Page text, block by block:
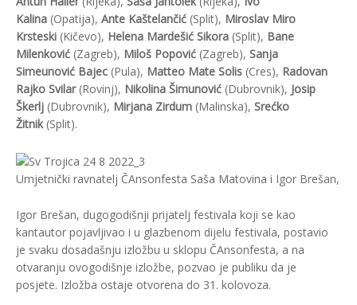
Kalina (Opatija), Ante Kaštelančić (Split), Miroslav Miro
Krsteski (Kičevo), Helena Mardešić Sikora (Split), Bane
Milenković (Zagreb), Miloš Popović (Zagreb), Sanja
Simeunović Bajec (Pula), Matteo Mate Solis (Cres), Radovan
Rajko Svilar(Rovinj), Nikolina Šimunović (Dubrovnik), Josip
Škerlj (Dubrovnik), Mirjana Zirdum (Malinska), Srećko
Žitnik(Split).
Umjetnički ravnatelj ČAnsonfesta Saša Matovina i Igor Brešan,
Igor Brešan, dugogodišnji prijatelj festivala koji se kao
kantautor pojavljivao i u glazbenom dijelu festivala, postavio
je svaku dosadašnju izložbu u sklopu ČAnsonfesta, a na
otvaranju ovogodišnje izložbe, pozvao je publiku da je
posjete. Izložba ostaje otvorena do 31. kolovoza.